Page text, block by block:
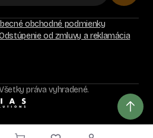
obchodné podmienky
od zmluvy a reklamácia
práva vyhradené.